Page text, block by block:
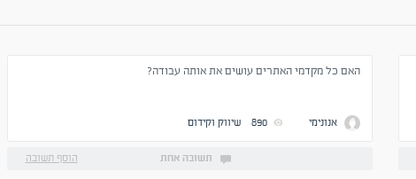
האם כל מקדמי האתרים עושים את אותה עבודה?
אנונימי 890 שיווק וקידום
תשובה אחת הוסף תשובה